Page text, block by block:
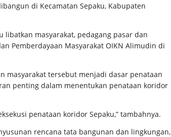
di Kecamatan Sepaku, Kabupaten
libatkan masyarakat, pedagang pasar dan
Pemberdayaan Masyarakat OIKN Alimudin di
masyarakat tersebut menjadi dasar penataan
penting dalam menentukan penataan koridor
penataan koridor Sepaku,” tambahnya.
rencana tata bangunan dan lingkungan,